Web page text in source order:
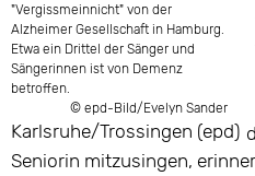
"Vergissmeinnicht" von der
Alzheimer Gesellschaft in Hamburg.
Etwa ein Drittel der Sänger und
Sängerinnen ist von Demenz
betroffen.
© epd-Bild/Evelyn Sander
Karlsruhe/Trossingen (epd)
Seniorin mitzusingen,